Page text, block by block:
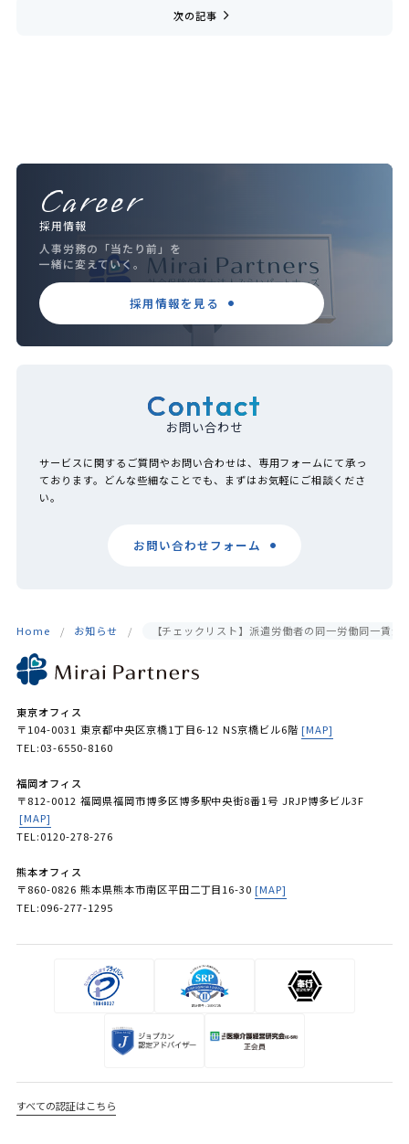
次の記事 navigate_next
Career
採用情報
人事労務の「当たり前」を
一緒に変えていく。
採用情報を見る
Contact
お問い合わせ
サービスに関するご質問やお問い合わせは、専用フォームにて承っ
ております。どんな些細なことでも、まずはお気軽にご相談くださ
い。
お問い合わせフォーム
Home お知らせ 【チェックリスト】派遣労働者の同一労働同一賃金
東京オフィス
〒104-0031 東京都中央区京橋1丁目6-12 NS京橋ビル6階 [MAP]
TEL:03-6550-8160
福岡オフィス
〒812-0012 福岡県福岡市博多区博多駅中央街8番1号 JRJP博多ビル3F
[MAP]
TEL:0120-278-276
熊本オフィス
〒860-0826 熊本県熊本市南区平田二丁目16-30 [MAP]
TEL:096-277-1295
すべての認証はこちら